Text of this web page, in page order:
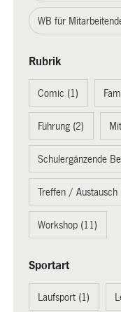
WB für
Rubrik
Comic (1)
Führung (2)
Schulergänzende
Treffen / Austausch
Workshop (11)
Sportart
Laufsport (1)